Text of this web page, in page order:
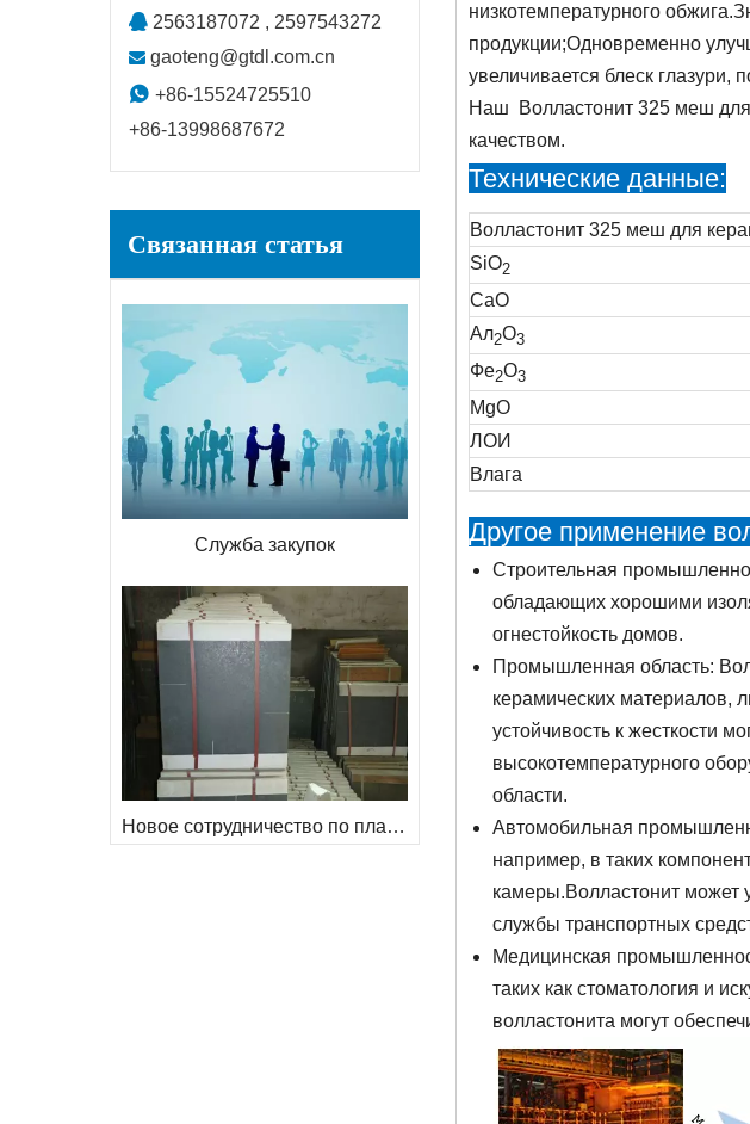
 2563187072 , 2597543272
 gaoteng@gtdl.com.cn
 +86-15524725510
+86-13998687672
Связанная статья
Служба закупок
Новое сотрудничество по пластине из карбида кремния со старым клиентом
низкотемпературного
продукции;Одновременно
увеличивается блеск
Наш Волластонит 325 меш для
качеством.
Технические данные:
Волластонит 325 меш для
SiO2
СаО
Ал2O3
Фе2O3
MgO
ЛОИ
Влага
Другое применение
Строительная
обладающих хорошими
огнестойкость домов.
Промышленная область:
керамических материалов,
устойчивость к жесткости
высокотемпературного
области.
Автомобильная
например, в таких
камеры.Волластонит может
службы транспортных
Медицинская
таких как стоматология и
волластонита могут